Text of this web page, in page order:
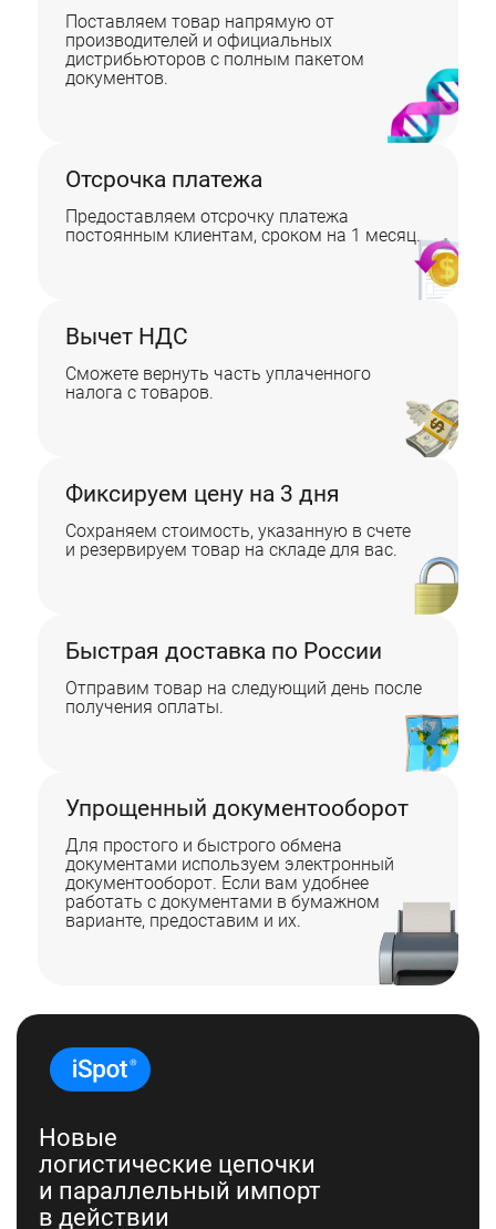
Поставляем товар напрямую от
производителей и официальных
дистрибьюторов с полным пакетом
документов.
Отсрочка платежа
Предоставляем отсрочку платежа
постоянным клиентам, сроком на 1 месяц.
Вычет НДС
Сможете вернуть часть уплаченного
налога с товаров.
Фиксируем цену на 3 дня
Сохраняем стоимость, указанную в счете
и резервируем товар на складе для вас.
Быстрая доставка по России
Отправим товар на следующий день после
получения оплаты.
Упрощенный документооборот
Для простого и быстрого обмена
документами используем электронный
документооборот. Если вам удобнее
работать с документами в бумажном
варианте, предоставим и их.
Новые
логистические цепочки
и параллельный импорт
в действии